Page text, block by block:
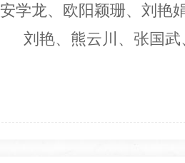
安学龙、欧阳颖珊、刘艳
刘艳、熊云川、张国